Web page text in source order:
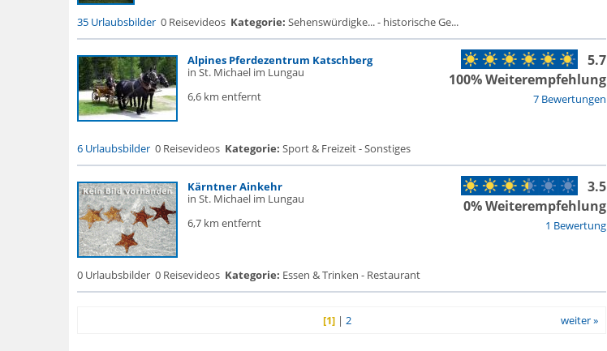
35 Urlaubsbilder 0 Reisevideos Kategorie: Sehenswürdigke... - historische Ge...
Alpines Pferdezentrum Katschberg
in St. Michael im Lungau
6,6 km entfernt
7 Bewertungen
5.7
100% Weiterempfehlung
6 Urlaubsbilder 0 Reisevideos Kategorie: Sport & Freizeit - Sonstiges
Kärntner Ainkehr
in St. Michael im Lungau
6,7 km entfernt
1 Bewertung
3.5
0% Weiterempfehlung
0 Urlaubsbilder 0 Reisevideos Kategorie: Essen & Trinken - Restaurant
[1]| 2 weiter »